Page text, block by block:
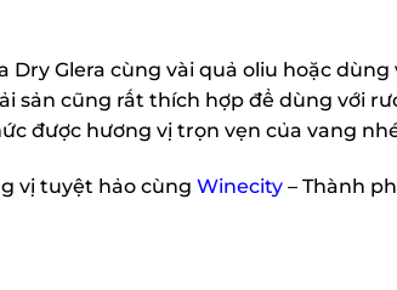
Glera cùng vài quả oliu hoặc dùng
sản cũng rất thích hợp để dùng với
được hương vị trọn vẹn của vang nhé!
vị tuyệt hảo cùngWinecity– Thành